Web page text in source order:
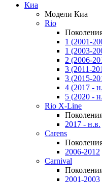
Киа
Модели Киа
Rio
1 (2001-
1 (2003-
2 (2006-
3 (2011-
3 (2015-
4 (2017 -
5 (2020 -
Rio X-Line
2017 - н.в.
Carens
2006-2012
Carnival
2001-2003